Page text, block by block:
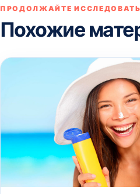
ПРОДОЛЖАЙТЕ ИССЛЕДОВАТЬ
Похожие